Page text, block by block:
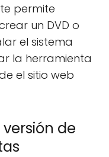
permite
un DVD o
el sistema
la herramienta
el sitio web
de